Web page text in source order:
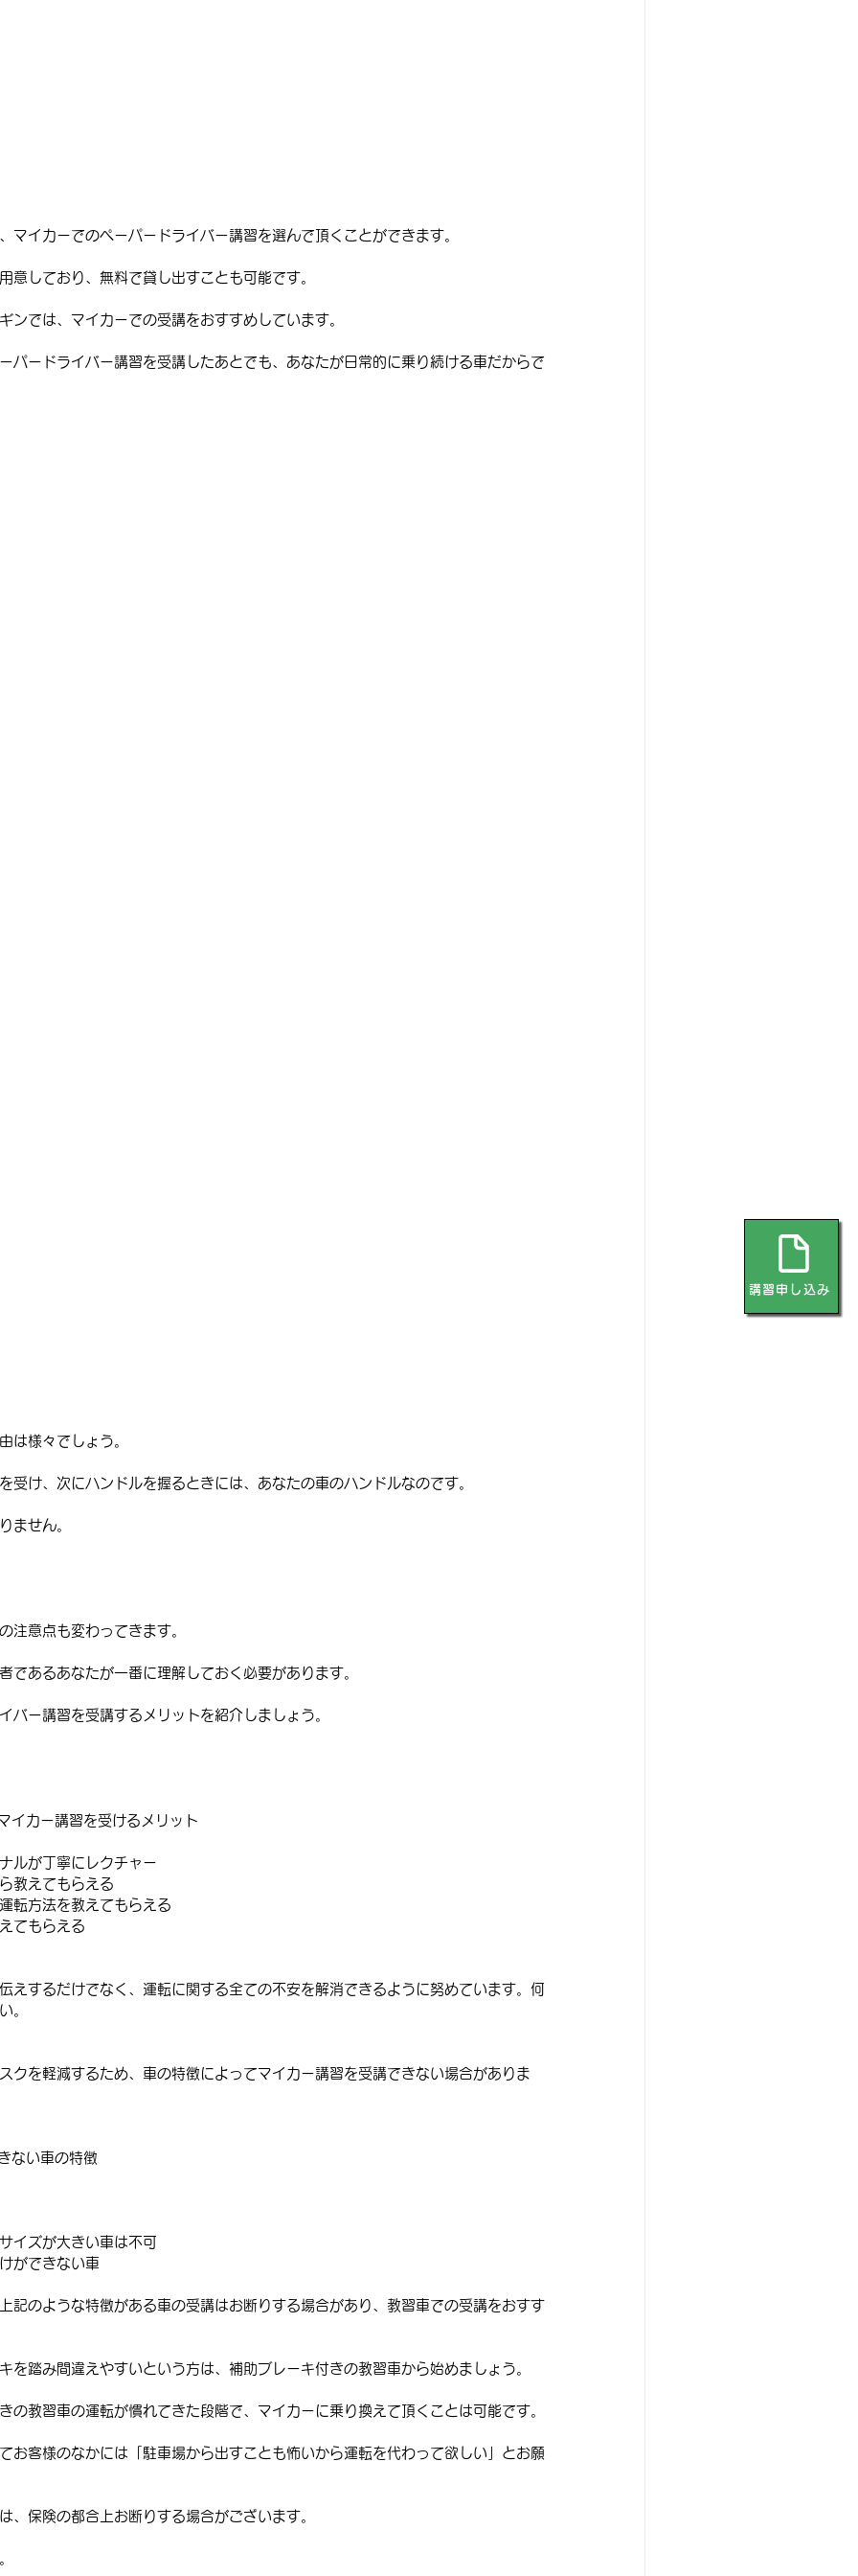
講習申し込み
マイカーでのペーパードライバー講習を選んで頂くことができます。
意しており、無料で貸し出すことも可能です。
ンでは、マイカーでの受講をおすすめしています。
パードライバー講習を受講したあとでも、あなたが日常的に乗り続ける車だからで
は様々でしょう。
受け、次にハンドルを握るときには、あなたの車のハンドルなのです。
ません。
注意点も変わってきます。
であるあなたが一番に理解しておく必要があります。
バー講習を受講するメリットを紹介しましょう。
イカー講習を受けるメリット
ルが丁寧にレクチャー
教えてもらえる
転方法を教えてもらえる
てもらえる
えするだけでなく、運転に関する全ての不安を解消できるように努めています。何
。
クを軽減するため、車の特徴によってマイカー講習を受講できない場合がありま
ない車の特徴
イズが大きい車は不可
ができない車
記のような特徴がある車の受講はお断りする場合があり、教習車での受講をおすす
を踏み間違えやすいという方は、補助ブレーキ付きの教習車から始めましょう。
の教習車の運転が慣れてきた段階で、マイカーに乗り換えて頂くことは可能です。
お客様のなかには「駐車場から出すことも怖いから運転を代わって欲しい」とお願
、保険の都合上お断りする場合がございます。